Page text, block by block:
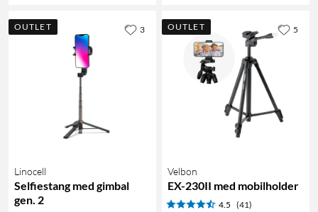
OUTLET
Linocell
Selfiestang med gimbal
gen. 2
3 OUTLET
Velbon
EX-230II med mobilholder
4.5 (41)
5